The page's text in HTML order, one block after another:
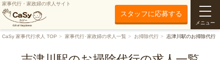
家事代行・家政婦の求人サイト
スタッフに応募する
メニュー
CaSy 家事代行求人 TOP 家事代行･家政婦の求人一覧 お掃除代行 志津川駅のお掃除代行